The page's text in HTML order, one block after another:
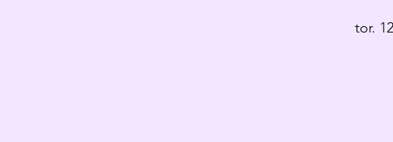
tor.